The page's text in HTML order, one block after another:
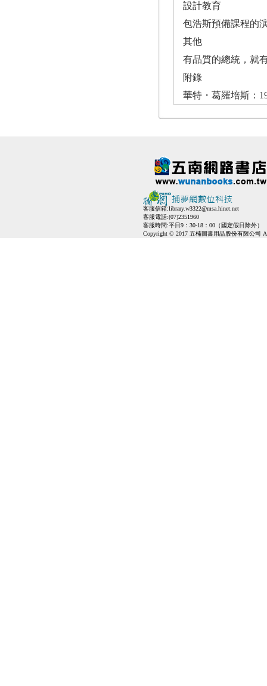
設計教育
包浩斯預備課程的
其他
有品質的總統，就
附錄
華特・葛羅培斯：
客服信箱:library.w3322@msa.hinet.net
客服電話:(07)2351960
客服時間:平日9：30-18：00（國定假日除外）
Copyright © 2017 五楠圖書用品股份有限公司